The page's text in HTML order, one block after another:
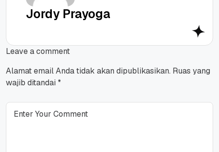
Jordy Prayoga
Leave a comment
Alamat email Anda tidak akan dipublikasikan. Ruas yang
wajib ditandai *